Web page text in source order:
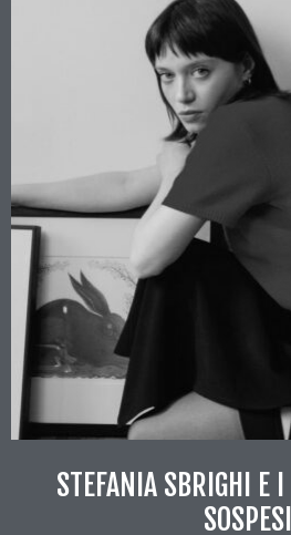
STEFANIA SBRIGHI E I
SOSPESI